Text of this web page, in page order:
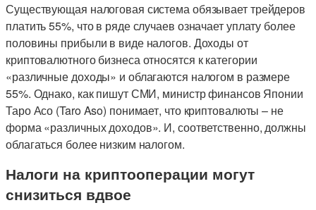
Существующая налоговая система обязывает трейдеров
платить 55%, что в ряде случаев означает уплату более
половины прибыли в виде налогов. Доходы от
криптовалютного бизнеса относятся к категории
«различные доходы» и облагаются налогом в размере
55%. Однако, как пишут СМИ, министр финансов Японии
Таро Асо (Taro Aso) понимает, что криптовалюты – не
форма «различных доходов». И, соответственно, должны
облагаться более низким налогом.
Налоги на криптооперации могут
снизиться вдвое